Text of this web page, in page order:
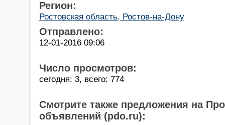
Регион:
Ростовская область, Ростов-на-Дону
Отправлено:
12-01-2016 09:06
Число просмотров:
сегодня: 3, всего: 774
Смотрите также предложения на
объявлений (pdo.ru):